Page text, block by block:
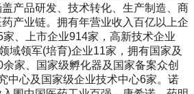
产品研发、技术转化、生产制造、商
产业链。拥有年营业收入百亿以上企
、上市企业914家，高新技术企业
域领军(培育)企业11家，拥有国家及
家、国家级孵化器及国家备案众创
中心及国家级企业技术中心6家。诺